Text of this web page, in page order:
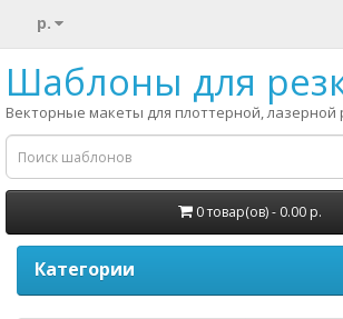
р.
Шаблоны для
Векторные макеты для плоттерной, лазерной
0 товар(ов) - 0.00 р.
Категории